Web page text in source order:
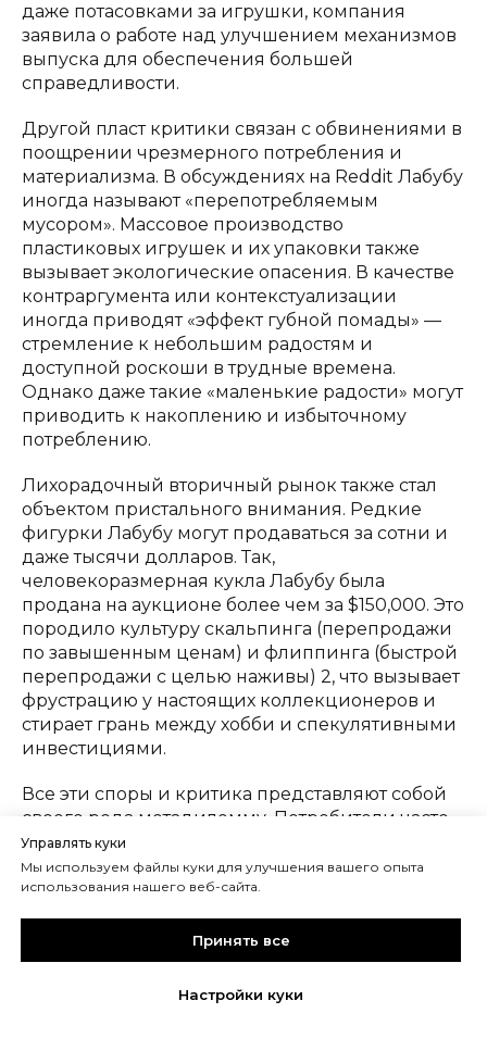
даже потасовками за игрушки, компания
заявила о работе над улучшением механизмов
выпуска для обеспечения большей
справедливости.
Другой пласт критики связан с обвинениями в
поощрении чрезмерного потребления и
материализма. В обсуждениях на Reddit Лабубу
иногда называют «перепотребляемым
мусором». Массовое производство
пластиковых игрушек и их упаковки также
вызывает экологические опасения. В качестве
контраргумента или контекстуализации
иногда приводят «эффект губной помады» —
стремление к небольшим радостям и
доступной роскоши в трудные времена.
Однако даже такие «маленькие радости» могут
приводить к накоплению и избыточному
потреблению.
Лихорадочный вторичный рынок также стал
объектом пристального внимания. Редкие
фигурки Лабубу могут продаваться за сотни и
даже тысячи долларов. Так,
человекоразмерная кукла Лабубу была
продана на аукционе более чем за $150,000. Это
породило культуру скальпинга (перепродажи
по завышенным ценам) и флиппинга (быстрой
перепродажи с целью наживы) 2, что вызывает
фрустрацию у настоящих коллекционеров и
стирает грань между хобби и спекулятивными
инвестициями.
Все эти споры и критика представляют собой
своего рода метадилемму. Потребители часто
осознают проблематичные аспекты
(маркетинговые манипуляции, риск
чрезмерных трат, этические вопросы), но
продолжают вовлекаться, находя в этом
радость, сообщество или творческую отдушину.
Это колебание между критическим
осознанием («всезнанием») и радостным
участием («наивностью»/«искренностью»)
Управлять куки
Мы используем файлы куки для улучшения вашего опыта
использования нашего веб-сайта.
Принять все
Настройки куки